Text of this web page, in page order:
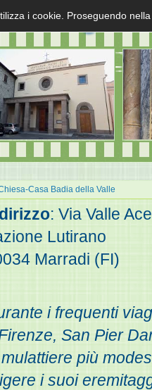
Casa Badia della Valle
: Via Valle
Lutirano
Marradi (FI)
i frequenti
San Pier
più
i suoi
i cookie. Proseguendo